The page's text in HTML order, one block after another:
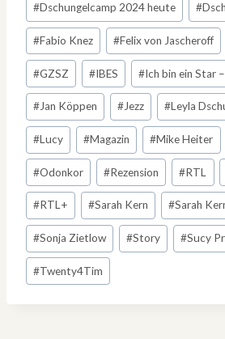
#Dschungelcamp 2024 heute #
#Fabio Knez #Felix von Jascheroff
#GZSZ #IBES #Ich bin ein Star
#Jan Köppen #Jezz #Leyla
#Lucy #Magazin #Mike Heiter
#Odonkor #Rezension #RTL
#RTL+ #Sarah Kern #Sarah
#Sonja Zietlow #Story #Sucy
#Twenty4Tim